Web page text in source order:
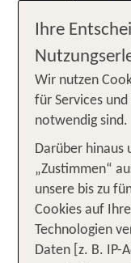
Geschichte und
Altstadt, die
Mit einem
ganzen Vielfalt
malerische
Portimão. Du
die Sonne
Atlantiks
schönsten
Sandstränden
den Felsen.
Ihre
Wir nutzen
für Services
notwendig sind.
Darüber hinaus
„Zustimmen“
unsere bis zu
Cookies auf
Technologien
Daten [z. B. IP-